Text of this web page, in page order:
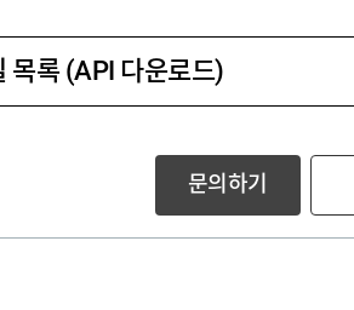
목록 (API 다운로드)
문의하기